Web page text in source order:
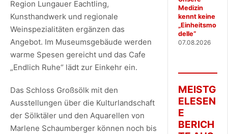
Region Lungauer Eachtling,
Kunsthandwerk und regionale
Weinspezialitäten ergänzen das
Angebot. Im Museumsgebäude werden
warme Spesen gereicht und das Cafe
„Endlich Ruhe“ lädt zur Einkehr ein.
Das Schloss Großsölk mit den
Ausstellungen über die Kulturlandschaft
der Sölktäler und den Aquarellen von
Marlene Schaumberger können noch bis
Medizin
kennt keine
„Einheitsmo
delle“
07.08.2026
MEISTG
ELESEN
E
BERICH